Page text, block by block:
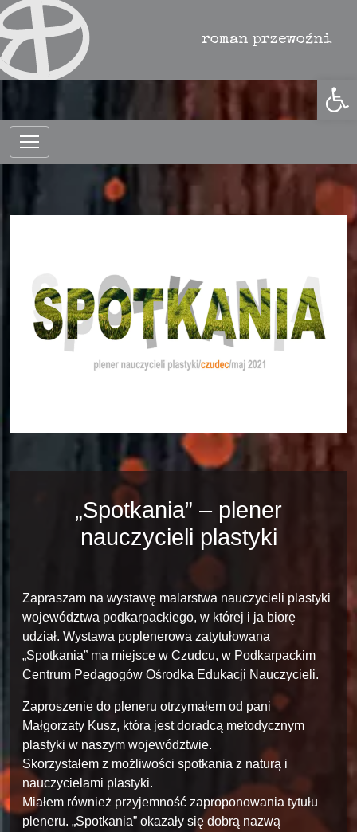
roman przewoźnik
„Spotkania” – plener
nauczycieli plastyki
Zapraszam na wystawę malarstwa nauczycieli plastyki
województwa podkarpackiego, w której i ja biorę
udział. Wystawa poplenerowa zatytułowana
„Spotkania” ma miejsce w Czudcu, w Podkarpackim
Centrum Pedagogów Ośrodka Edukacji Nauczycieli.
Zaproszenie do pleneru otrzymałem od pani
Małgorzaty Kusz, która jest doradcą metodycznym
plastyki w naszym województwie.
Skorzystałem z możliwości spotkania z naturą i
nauczycielami plastyki.
Miałem również przyjemność zaproponowania tytułu
pleneru. „Spotkania” okazały się dobrą nazwą